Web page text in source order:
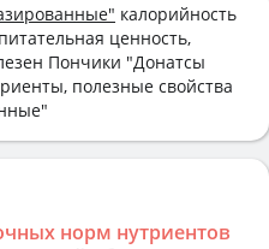
калорийность
ценность,
Пончики "Донатсы
полезные свойства
норм нутриентов